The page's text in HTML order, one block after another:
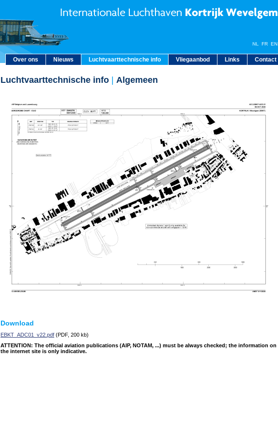
Over ons Nieuws Luchtvaarttechnische info Vliegaanbod Links Contact
NL FR EN
Luchtvaarttechnische info Algemeen
Download
EBKT_ADC01_v22.pdf (PDF, 200 kb)
ATTENTION: The official aviation publications (AIP, NOTAM, ...) must be always checked; the information on
the internet site is only indicative.